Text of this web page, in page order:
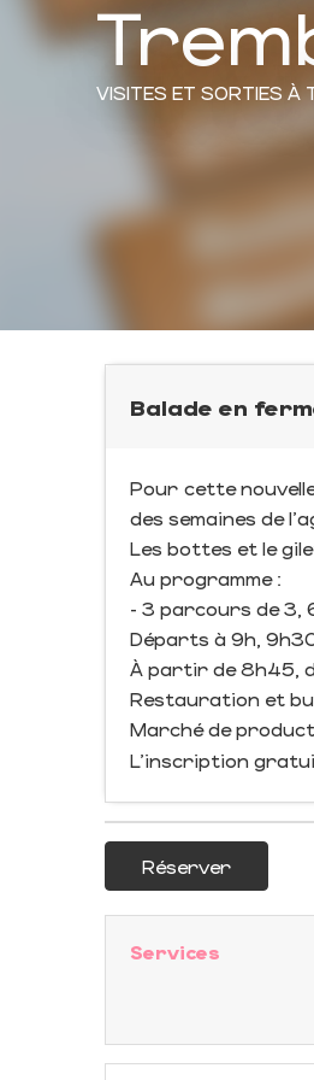
VISITES ET SORTIES À
Balade en
Pour cette
des semaines de
Les bottes et le
Au programme :
- 3 parcours de 3,
Départs à 9h,
À partir de 8h45,
Restauration et
Marché de
L'inscription
Réserver
Services